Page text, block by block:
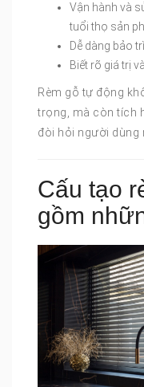
Vận hành và
tuổi thọ sản
Dễ dàng bảo
Biết rõ giá trị
Rèm gỗ tự động
trọng, mà còn tích
đòi hỏi người dùng
Cấu tạo
gồm